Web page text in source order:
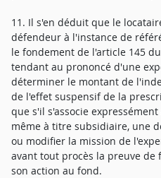
11. Il s'en déduit que le
défendeur à l'instance de
le fondement de l'article 145
tendant au prononcé d'une
déterminer le montant de
de l'effet suspensif de la
que s'il s'associe
même à titre subsidiaire, une
ou modifier la mission de
avant tout procès la preuve
son action au fond.